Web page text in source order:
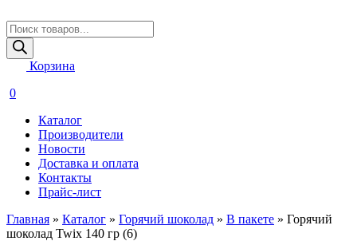
Поиск
товаров
Корзина
0
Каталог
Производители
Новости
Доставка и оплата
Контакты
Прайс-лист
Главная » Каталог » Горячий шоколад » В пакете » Горячий
шоколад Twix 140 гр (6)